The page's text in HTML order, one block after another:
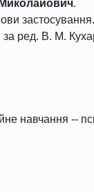
.
ред. В. М.
навчання --